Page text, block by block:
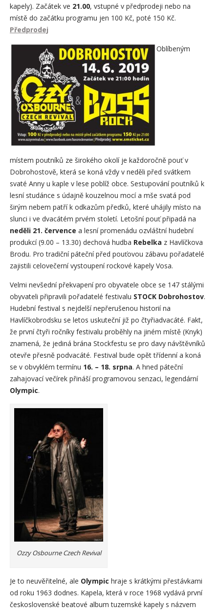
kapely). Začátek ve 21.00, vstupné v předprodeji nebo na
místě do začátku programu jen 100 Kč, poté 150 Kč.
Předprodej
Oblíbeným
místem poutníků ze širokého okolí je každoročně pouť v
Dobrohostově, která se koná vždy v neděli před svátkem
svaté Anny u kaple v lese poblíž obce. Sestupování poutníků k
lesní studánce s údajně kouzelnou mocí a mše svatá pod
širým nebem patří k odkazům předků, které uhájily místo na
slunci i ve dvacátém prvém století. Letošní pouť připadá na
neděli 21. července a lesní promenádu ozvláštní hudební
produkcí (9.00 – 13.30) dechová hudba Rebelka z Havlíčkova
Brodu. Pro tradiční páteční před pouťovou zábavu pořadatelé
zajistili celovečerní vystoupení rockové kapely Vosa.
Velmi nevšední překvapení pro obyvatele obce se 147 stálými
obyvateli připravili pořadatelé festivalu STOCK Dobrohostov.
Hudební festival s nejdelší nepřerušenou historií na
Havlíčkobrodsku se letos uskuteční již po čtyřiadvacáté. Fakt,
že první čtyři ročníky festivalu proběhly na jiném místě (Knyk)
znamená, že jediná brána Stockfestu se pro davy návštěvníků
otevře přesně podvacáté. Festival bude opět třídenní a koná
se v obvyklém termínu 16. – 18. srpna. A hned páteční
zahajovací večírek přináší programovou senzaci, legendární
Olympic.
Ozzy Osbourne Czech Revival
Je to neuvěřitelné, ale Olympic hraje s krátkými přestávkami
od roku 1963 dodnes. Kapela, která v roce 1968 vydává první
československé beatové album tuzemské kapely s názvem